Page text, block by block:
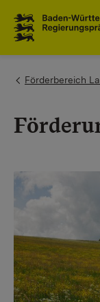
You are here:
Förderbereich